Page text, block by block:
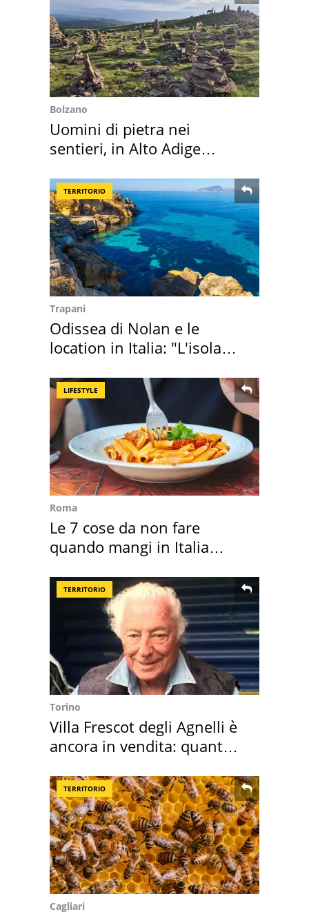
Bolzano
Uomini di pietra nei
sentieri, in Alto Adige
TERRITORIO
Trapani
Odissea di Nolan e le
location in Italia: "L'isola
LIFESTYLE
Roma
Le 7 cose da non fare
quando mangi in Italia
TERRITORIO
Torino
Villa Frescot degli Agnelli è
ancora in vendita: quanto
TERRITORIO
Cagliari